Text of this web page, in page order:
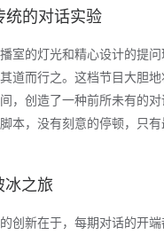
统的对话实验
室的灯光和精心设计的提
道而行之。这档节目大胆
，创造了一种前所未有的
本，没有刻意的停顿，只
之旅
创新在于，每期对话的开